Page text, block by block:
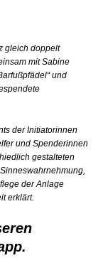
gleich doppelt
mit Sabine
und
der Initiatorinnen
und Spenderinnen
gestalteten
der Anlage
erklärt.